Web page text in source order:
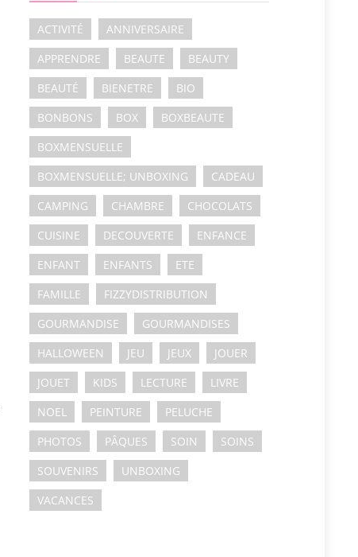
ACTIVITÉ
ANNIVERSAIRE
APPRENDRE
BEAUTE
BEAUTY
BEAUTÉ
BIENETRE
BIO
BONBONS
BOX
BOXBEAUTE
BOXMENSUELLE
BOXMENSUELLE; UNBOXING
CADEAU
CAMPING
CHAMBRE
CHOCOLATS
CUISINE
DECOUVERTE
ENFANCE
ENFANT
ENFANTS
ETE
FAMILLE
FIZZYDISTRIBUTION
GOURMANDISE
GOURMANDISES
HALLOWEEN
JEU JEUX
JOUER
JOUET
KIDS LECTURE
LIVRE
NOEL
PEINTURE
PELUCHE
PHOTOS
PÂQUES SOIN
SOINS
SOUVENIRS
UNBOXING
VACANCES